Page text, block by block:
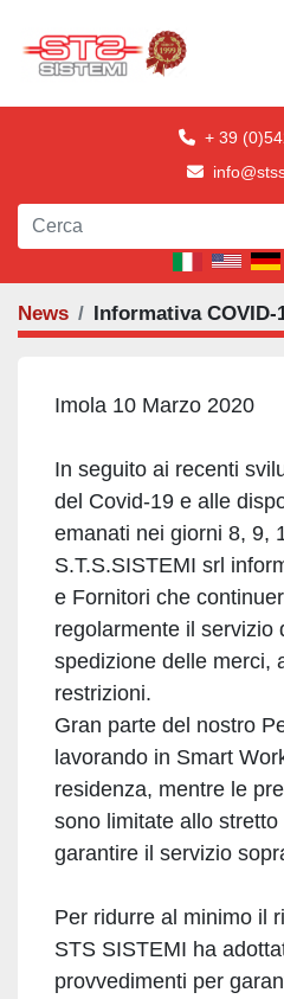
+ 39
News Informativa COVID-
Imola 10 Marzo 2020
In seguito ai recenti
del Covid-19 e alle
emanati nei giorni 8, 9,
S.T.S.SISTEMI srl
e Fornitori che
regolarmente il servizio
spedizione delle merci,
restrizioni.
Gran parte del nostro
lavorando in Smart
residenza, mentre le
sono limitate allo
garantire il servizio
Per ridurre al minimo il
STS SISTEMI ha
provvedimenti per